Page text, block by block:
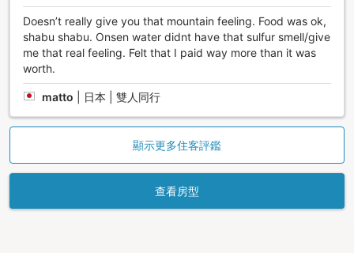
Doesn’t really give you that mountain feeling. Food was ok,
shabu shabu. Onsen water didnt have that sulfur smell/give
me that real feeling. Felt that I paid way more than it was
worth.
matto 日本 | 雙人同行
顯示更多住客評鑑
查看房型